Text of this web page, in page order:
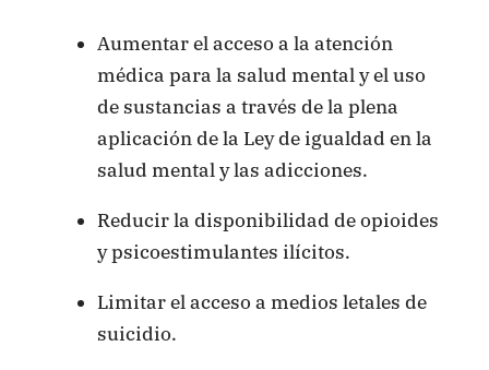
Aumentar el acceso a la atención
médica para la salud mental y el uso
de sustancias a través de la plena
aplicación de la Ley de igualdad en la
salud mental y las adicciones.
Reducir la disponibilidad de opioides
y psicoestimulantes ilícitos.
Limitar el acceso a medios letales de
suicidio.